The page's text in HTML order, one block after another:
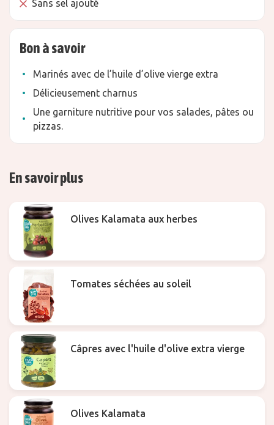
Sans sel ajouté
Bon à savoir
Marinés avec de l’huile d’olive vierge extra
Délicieusement charnus
Une garniture nutritive pour vos salades, pâtes ou
pizzas.
En savoir plus
Olives Kalamata aux herbes
Tomates séchées au soleil
Câpres avec l'huile d'olive extra vierge
Olives Kalamata